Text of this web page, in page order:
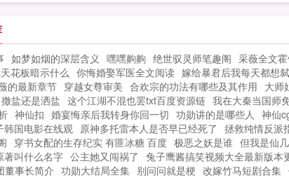
，双手掐上她的腰。竟然背着我跟别的
人同居，是我脸不帅了？还是腹肌不好
了？霸总家中我的七...
如梦如烟的深层含义 嘿嘿齁齁 绝世驭灵师笔趣阁 采薇全文
花板暗示什么 你悔婚娶军医全文阅读 嫁给暴君后我每天都想
的最新章节 穿越女尊审美 合欢宗的功法有哪些及其作用 大师
盐还是洒盐 这个江湖不混也罢txt百度资源链 我在大秦当国师
神仙扣 婚宴悔亲后我转身你回一切 功勋讲的是哪些人 神仙
韩国电影在线观 原神多托雷本人是否早已经死了 拯救纯情反派
穿书女配的生存纪实 有匪冰糖 百度 极恶之妖是谁 但我是仙
著叫什么名字 公主她又闯祸了 兔子鹰酱搞笑视频大全最新版本
董事长简介 功勋大结局全集 别问问就是梗 改嫁竹马短剧合集